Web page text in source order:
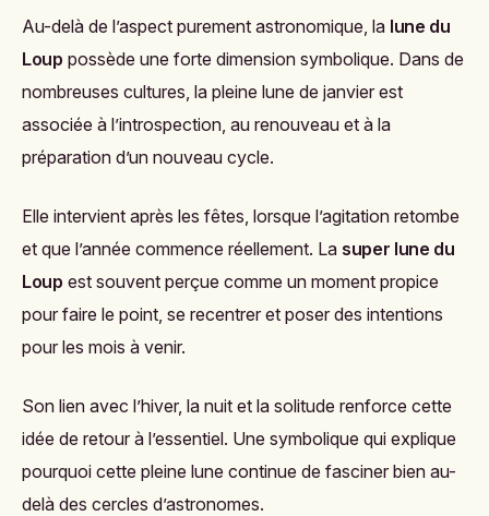
Au-delà de l’aspect purement astronomique, la lune du
Loup possède une forte dimension symbolique. Dans de
nombreuses cultures, la pleine lune de janvier est
associée à l’introspection, au renouveau et à la
préparation d’un nouveau cycle.
Elle intervient après les fêtes, lorsque l’agitation retombe
et que l’année commence réellement. La super lune du
Loup est souvent perçue comme un moment propice
pour faire le point, se recentrer et poser des intentions
pour les mois à venir.
Son lien avec l’hiver, la nuit et la solitude renforce cette
idée de retour à l’essentiel. Une symbolique qui explique
pourquoi cette pleine lune continue de fasciner bien au-
delà des cercles d’astronomes.